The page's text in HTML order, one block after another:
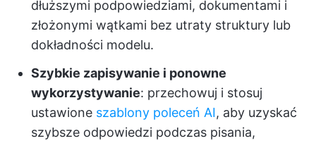
dłuższymi podpowiedziami, dokumentami i
złożonymi wątkami bez utraty struktury lub
dokładności modelu.
Szybkie zapisywanie i ponowne
wykorzystywanie: przechowuj i stosuj
ustawione szablony poleceń AI, aby uzyskać
szybsze odpowiedzi podczas pisania,